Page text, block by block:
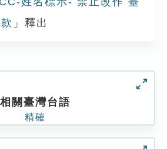
」釋出
相關臺灣台語
精確